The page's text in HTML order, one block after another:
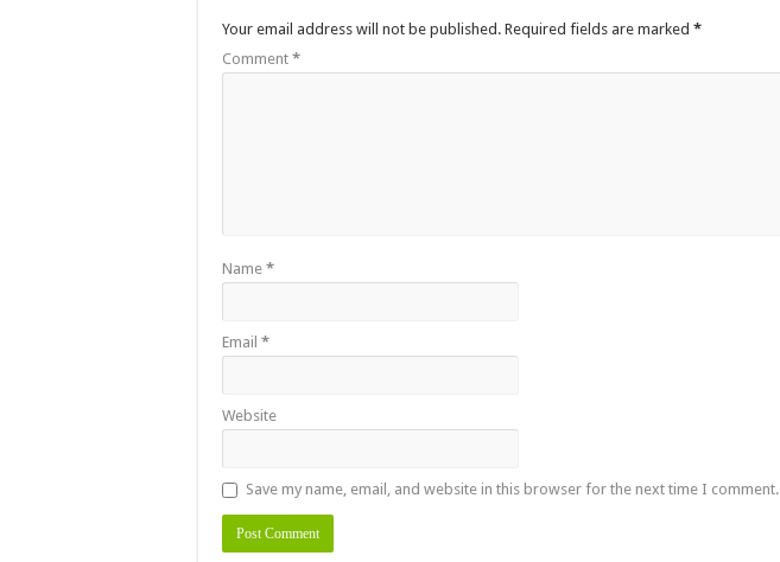
Your email address will not be published. Required fields are marked *
Comment *
Name *
Email *
Website
Save my name, email, and website in this browser for the next time I comment.